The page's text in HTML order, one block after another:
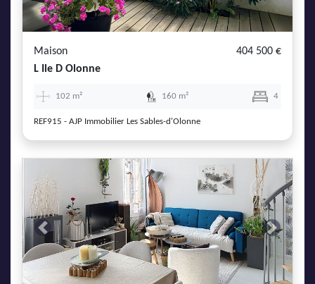
Maison
404 500 €
L Ile D Olonne
102 m² 160 m² 4
REF915 - AJP Immobilier Les Sables-d'Olonne
Previous Next